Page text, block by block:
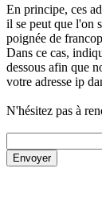
En principe, ces
il se peut que l'on
poignée de
Dans ce cas,
dessous afin que
votre adresse ip
N'hésitez pas à